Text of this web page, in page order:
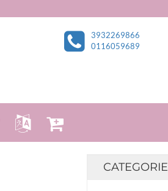
3932269866
0116059689
CATEGORIE